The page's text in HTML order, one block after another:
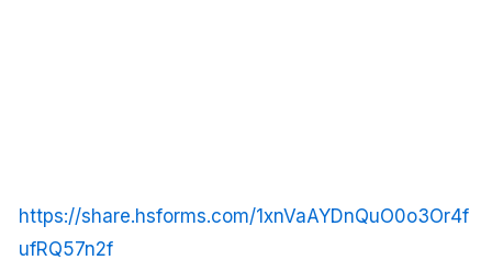
https://share.hsforms.com/1xnVaAYDnQuO0o3Or4f
ufRQ57n2f